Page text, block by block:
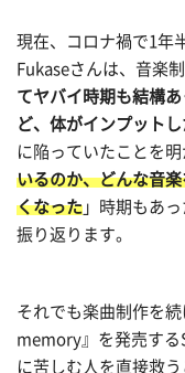
現在、コロナ禍で1年
Fukaseさんは、音楽
てヤバイ時期も結構
ど、体がインプット
に陥っていたことを
いるのか、どんな音
くなった 」時期もあ
振り返ります。
それでも楽曲制作を
memory』を発売する
に苦しむ人を直接救